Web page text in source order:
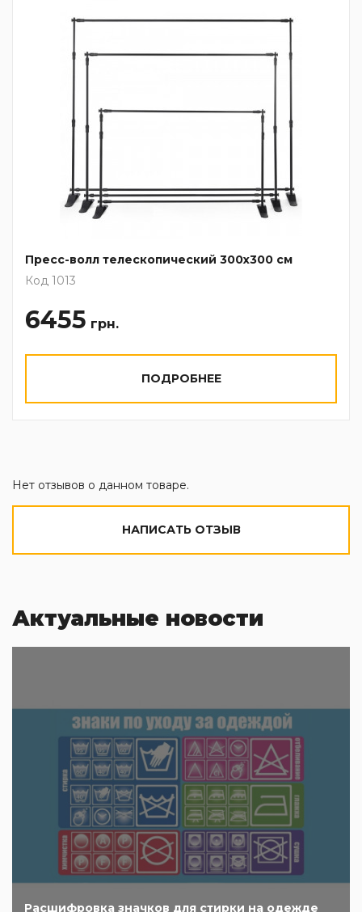
Пресс-волл телескопический 300х300 см
Код 1013
6455 грн.
ПОДРОБНЕЕ
Нет отзывов о данном товаре.
НАПИСАТЬ ОТЗЫВ
Актуальные новости
Расшифровка значков для стирки на одежде